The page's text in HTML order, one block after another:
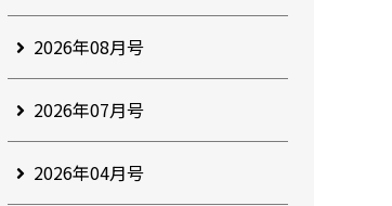
2026年08月号
2026年07月号
2026年04月号